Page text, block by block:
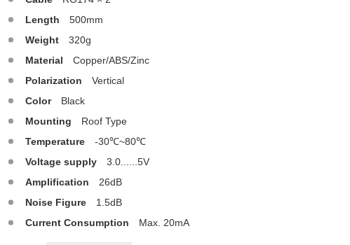
Length
500mm
Weight
320g
Material
Copper/ABS/Zinc
Polarization
Vertical
Color
Black
Mounting
Roof Type
Temperature
-30℃~80℃
Voltage supply
3.0......5V
Amplification
26dB
Noise Figure
1.5dB
Current Consumption
Max. 20mA